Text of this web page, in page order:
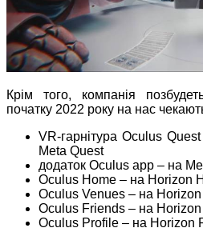
Крім того, компанія
початку 2022 року на нас
VR-гарнітура Oculus
Meta Quest
додаток Oculus app – на
Oculus Home – на Horizon
Oculus Venues – на
Oculus Friends – на
Oculus Profile – на Horizon